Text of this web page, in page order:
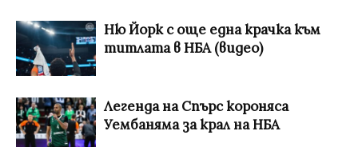
Ню Йорк с още една крачка към
титлата в НБА (видео)
Легенда на Спърс короняса
Уембаняма за крал на НБА